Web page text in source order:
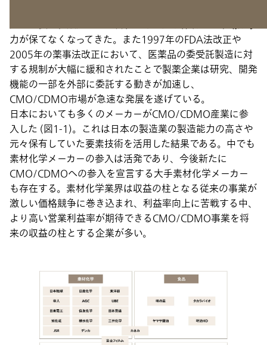
発から製造、販売までを自社のみで担う体制では市場競争
力が保てなくなってきた。また1997年のFDA法改正や
2005年の薬事法改正において、医薬品の委受託製造に対
する規制が大幅に緩和されたことで製薬企業は研究、開発
機能の一部を外部に委託する動きが加速し、
CMO/CDMO市場が急速な発展を遂げている。
日本においても多くのメーカーがCMO/CDMO産業に参
入した (図1-1)。これは日本の製造業の製造能力の高さや
元々保有していた要素技術を活用した結果である。中でも
素材化学メーカーの参入は活発であり、今後新たに
CMO/CDMOへの参入を宣言する大手素材化学メーカー
も存在する。素材化学業界は収益の柱となる従来の事業が
激しい価格競争に巻き込まれ、利益率向上に苦戦する中、
より高い営業利益率が期待できるCMO/CDMO事業を将
来の収益の柱とする企業が多い。